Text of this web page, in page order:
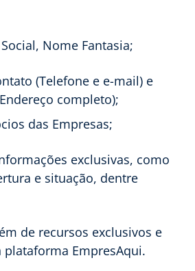
Social, Nome Fantasia;
(Telefone e e-mail) e
completo);
das Empresas;
exclusivas, como
e situação, dentre
de recursos exclusivos e
EmpresAqui.